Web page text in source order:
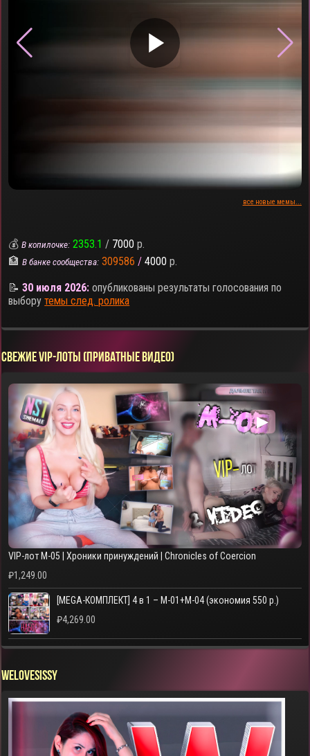
▶
все новые мемы...
💰В копилочке: 2353.1 / 7000 р.
🏦В банке сообщества: 309586 / 4000 р.
📝30 июля 2026: опубликованы результаты голосования по
выборутемы след. ролика
СВЕЖИЕ VIP-ЛОТЫ (ПРИВАТНЫЕ ВИДЕО)
▶
VIP-лот M-05 | Хроники принуждений | Chronicles of Coercion
₽1,249.00
[MEGA-КОМПЛЕКТ] 4 в 1 – M-01+M-04 (экономия 550 р.)
₽4,269.00
WELOVESISSY